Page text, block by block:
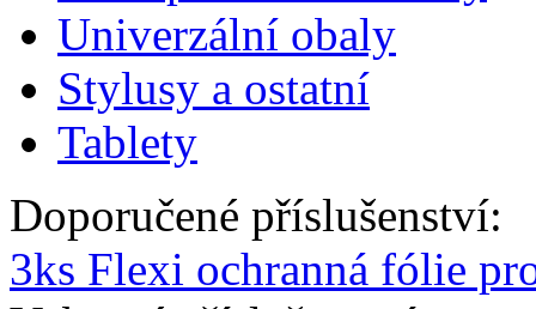
Univerzální obaly
Stylusy a ostatní
Tablety
Doporučené příslušenství:
3ks Flexi ochranná fólie